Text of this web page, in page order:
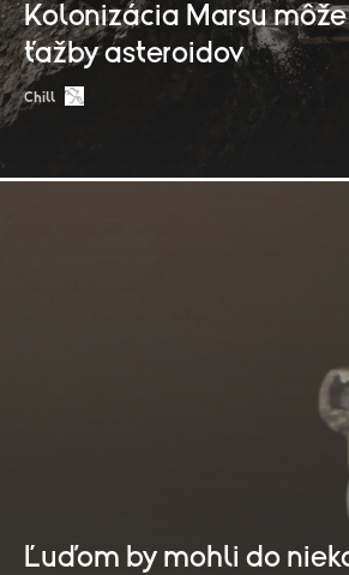
Kolonizácia Marsu
ťažby asteroidov
Chill
Ľuďom by mohli do